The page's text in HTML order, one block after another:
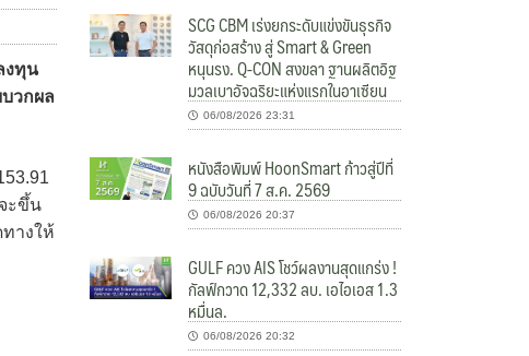
งทุน
วกผล
ะขึ้น
างให้
SCG CBM เร่งยกระดับแข่งขันธุรกิจ
วัสดุก่อสร้าง สู่ Smart & Green
หนุนรง. Q-CON สงขลา ฐานผลิตอิฐ
มวลเบาอัจฉริยะแห่งแรกในอาเซียน
06/08/2026 23:31
หนังสือพิมพ์ HoonSmart ก้าวสู่ปีที่
9 ฉบับวันที่ 7 ส.ค. 2569
06/08/2026 20:37
GULF ควง AIS โชว์ผลงานสุดแกร่ง !
กัลฟ์กวาด 12,332 ลบ. เอไอเอส 1.3
หมื่นล.
06/08/2026 20:32